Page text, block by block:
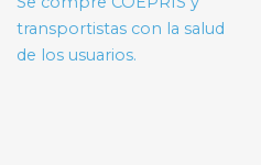
entradas
transportistas con la salud
de los usuarios.